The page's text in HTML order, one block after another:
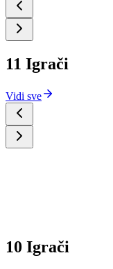
11 Igrači
Vidi sve
10 Igrači